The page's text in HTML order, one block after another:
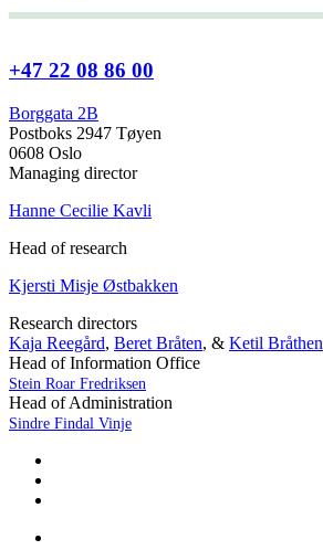
+47 22 08 86 00
Borggata 2B
Postboks 2947 Tøyen
0608 Oslo
Managing director
Hanne Cecilie Kavli
Head of research
Kjersti Misje Østbakken
Research directors
Kaja Reegård, Beret Bråten, & Ketil Bråthen
Head of Information Office
Stein Roar Fredriksen
Head of Administration
Sindre Findal Vinje